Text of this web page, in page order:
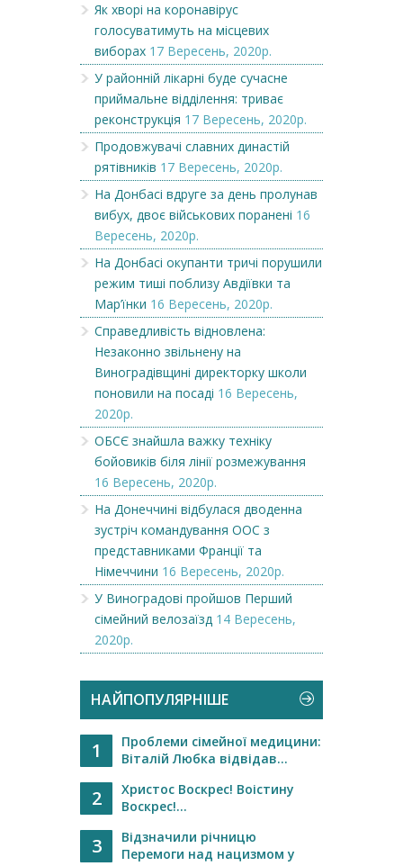
Як хворі на коронавірус
голосуватимуть на місцевих
виборах 17 Вересень, 2020р.
У районній лікарні буде сучасне
приймальне відділення: триває
реконструкція 17 Вересень, 2020р.
Продовжувачі славних династій
рятівників 17 Вересень, 2020р.
На Донбасі вдруге за день пролунав
вибух, двоє військових поранені 16
Вересень, 2020р.
На Донбасі окупанти тричі порушили
режим тиші поблизу Авдіївки та
Мар’їнки 16 Вересень, 2020р.
Справедливість відновлена:
Незаконно звільнену на
Виноградівщині директорку школи
поновили на посаді 16 Вересень,
2020р.
ОБСЄ знайшла важку техніку
бойовиків біля лінії розмежування
16 Вересень, 2020р.
На Донеччині відбулася дводенна
зустріч командування ООС з
представниками Франції та
Німеччини 16 Вересень, 2020р.
У Виноградові пройшов Перший
сімейний велозаїзд 14 Вересень,
2020р.
НАЙПОПУЛЯРНІШЕ
1
Проблеми сімейної медицини:
Віталій Любка відвідав...
2
Христос Воскрес! Воістину
Воскрес!...
3
Відзначили річницю
Перемоги над нацизмом у